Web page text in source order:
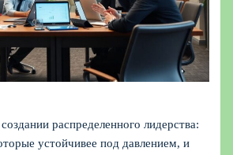
распределенного лидерства:
устойчивее под давлением, и